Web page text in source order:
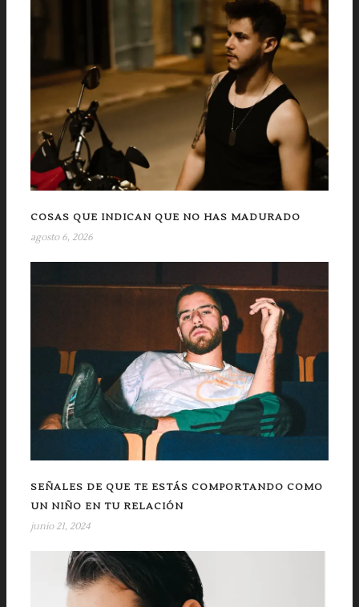
COSAS QUE INDICAN QUE NO HAS MADURADO
agosto 6, 2026
SEÑALES DE QUE TE ESTÁS COMPORTANDO COMO
UN NIÑO EN TU RELACIÓN
junio 21, 2024